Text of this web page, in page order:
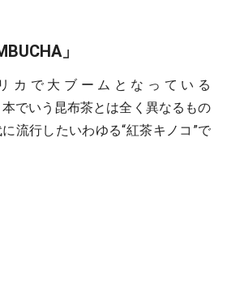
」
カで大ブームとなっている
本でいう昆布茶とは全く異なるもの
流行したいわゆる“紅茶キノコ”で